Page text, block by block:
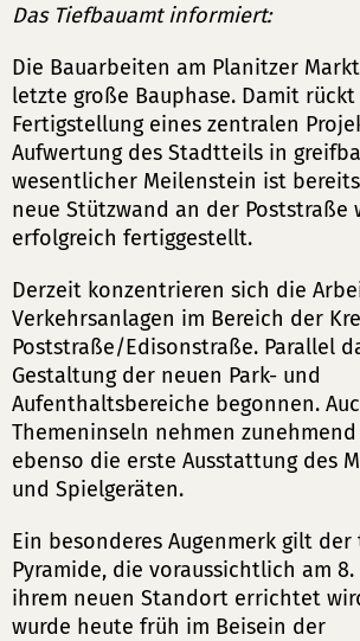
Das Tiefbauamt informiert:
Die Bauarbeiten am Planitzer
letzte große Bauphase. Damit
Fertigstellung eines zentralen
Aufwertung des Stadtteils in
wesentlicher Meilenstein ist
neue Stützwand an der Poststraße
erfolgreich fertiggestellt.
Derzeit konzentrieren sich die
Verkehrsanlagen im Bereich der
Poststraße/Edisonstraße. Parallel
Gestaltung der neuen Park- und
Aufenthaltsbereiche begonnen.
Themeninseln nehmen
ebenso die erste Ausstattung des
und Spielgeräten.
Ein besonderes Augenmerk gilt
Pyramide, die voraussichtlich am 8.
ihrem neuen Standort errichtet
wurde heute früh im Beisein der